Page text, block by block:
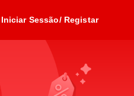
Iniciar Sessão/ Registar